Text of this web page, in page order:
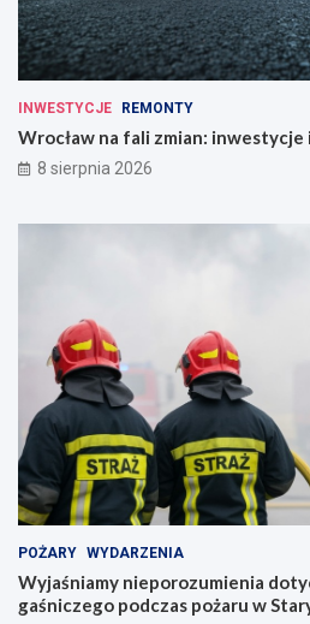
INWESTYCJE REMONTY
Wrocław na fali zmian:
8 sierpnia 2026
POŻARY WYDARZENIA
Wyjaśniamy nieporozumienia
gaśniczego podczas pożaru w